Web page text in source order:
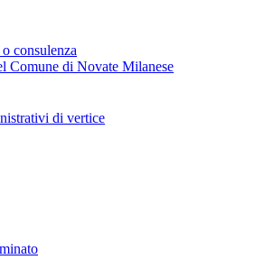
consulenza
Comune di Novate Milanese
di vertice